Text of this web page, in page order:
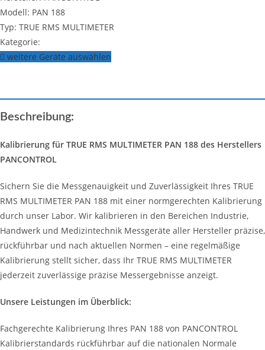
Modell: PAN 188
Typ: TRUE RMS MULTIMETER
Kategorie:
weitere Geräte auswählen
Beschreibung:
Kalibrierung für TRUE RMS MULTIMETER PAN 188 des Herstellers
PANCONTROL
Sichern Sie die Messgenauigkeit und Zuverlässigkeit Ihres TRUE
RMS MULTIMETER PAN 188 mit einer normgerechten Kalibrierung
durch unser Labor. Wir kalibrieren in den Bereichen Industrie,
Handwerk und Medizintechnik Messgeräte aller Hersteller präzise,
rückführbar und nach aktuellen Normen – eine regelmäßige
Kalibrierung stellt sicher, dass Ihr TRUE RMS MULTIMETER
jederzeit zuverlässige präzise Messergebnisse anzeigt.
Unsere Leistungen im Überblick:
Fachgerechte Kalibrierung Ihres PAN 188 von PANCONTROL
Kalibrierstandards rückführbar auf die nationalen Normale